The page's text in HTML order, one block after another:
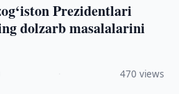
Prezidentlari
dolzarb masalalarini
470 views